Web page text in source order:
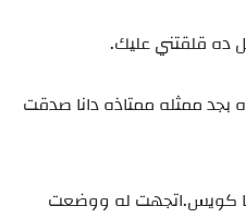
ده قلقتني عليك.
بجد ممثله ممتاذه دانا صدقت
كويس.اتجهت له ووضعت